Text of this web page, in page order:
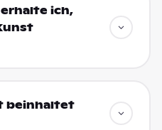
ich,
beinhaltet